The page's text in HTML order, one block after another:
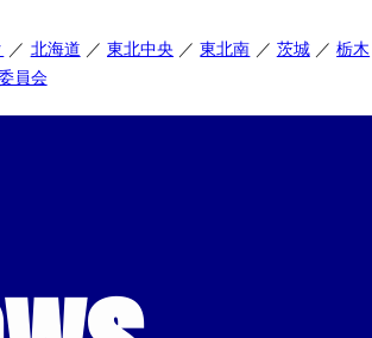
北海道 東北中央 東北南 茨城 栃木
員会